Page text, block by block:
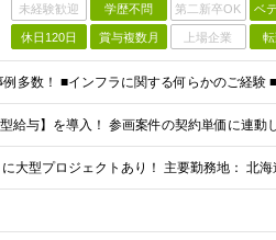
未経験歓迎 学歴不問 第二新卒OK ベ
休日120日 賞与複数月 上場企業
多数！ ■インフラに関する何らかのご経験